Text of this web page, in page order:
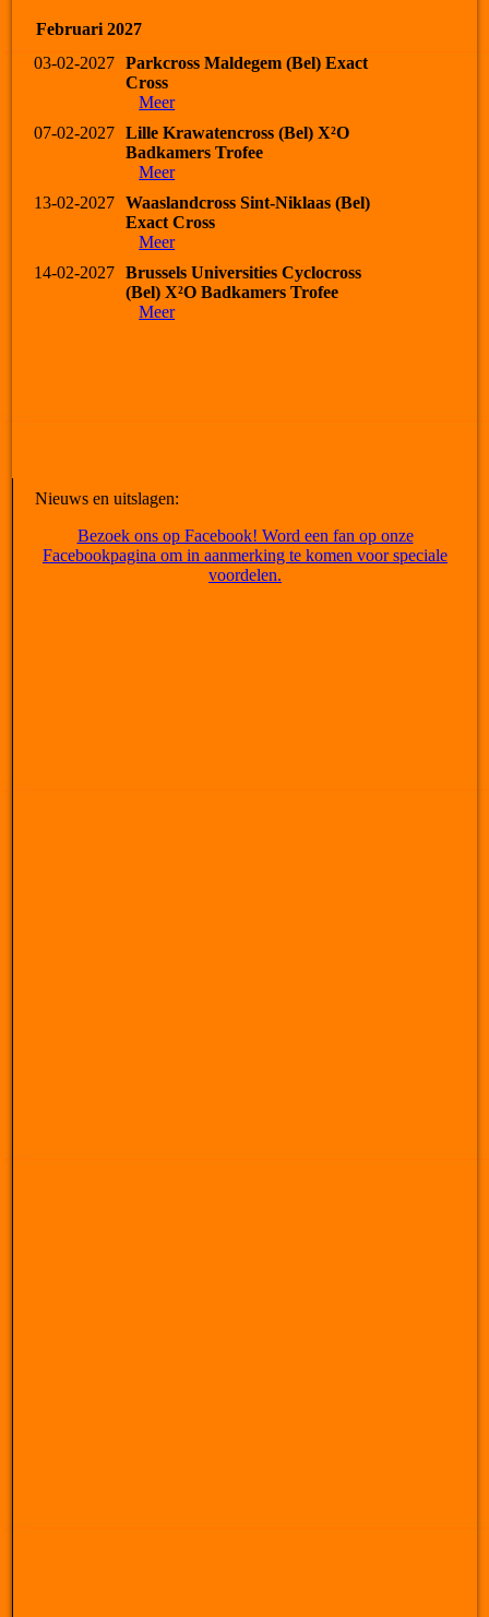
Februari 2027
03-02-2027
Parkcross Maldegem (Bel) Exact
Cross
Meer
07-02-2027
Lille Krawatencross (Bel) X²O
Badkamers Trofee
Meer
13-02-2027
Waaslandcross Sint-Niklaas (Bel)
Exact Cross
Meer
14-02-2027
Brussels Universities Cyclocross
(Bel) X²O Badkamers Trofee
Meer
Nieuws en uitslagen:
Bezoek ons op Facebook! Word een fan op onze
Facebookpagina om in aanmerking te komen voor speciale
voordelen.